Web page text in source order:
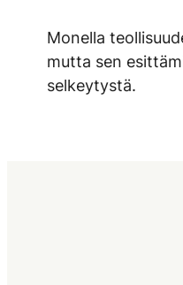
Monella
mutta sen
selkeytystä.